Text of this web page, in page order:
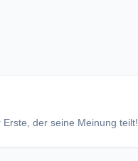
der seine Meinung teilt!